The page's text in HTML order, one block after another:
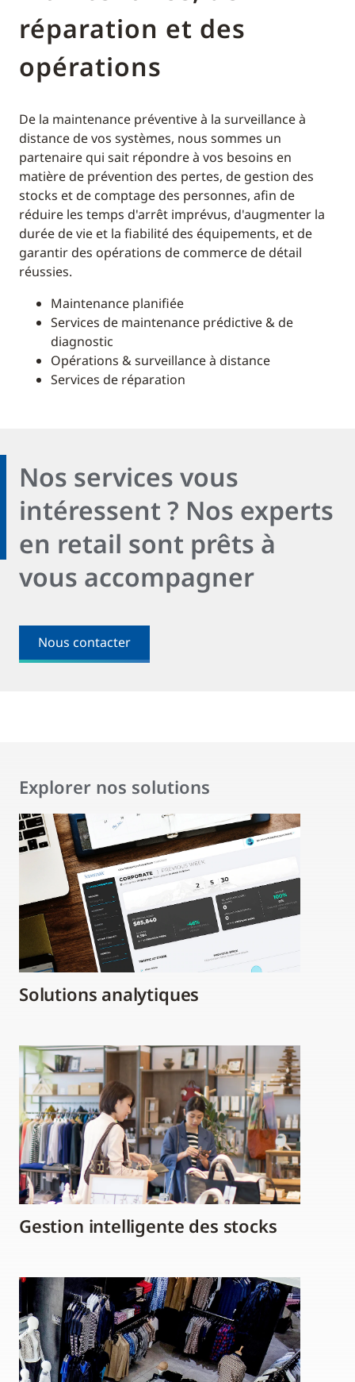
réparation et des
opérations
De la maintenance préventive à la surveillance à
distance de vos systèmes, nous sommes un
partenaire qui sait répondre à vos besoins en
matière de prévention des pertes, de gestion des
stocks et de comptage des personnes, afin de
réduire les temps d'arrêt imprévus, d'augmenter la
durée de vie et la fiabilité des équipements, et de
garantir des opérations de commerce de détail
réussies.
Maintenance planifiée
Services de maintenance prédictive & de
diagnostic
Opérations & surveillance à distance
Services de réparation
Nos services vous
intéressent ? Nos experts
en retail sont prêts à
vous accompagner
Nous contacter
Explorer nos solutions
Solutions analytiques
Gestion intelligente des stocks